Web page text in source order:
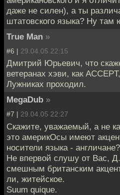
даже не силен), а ты
штатовского языка? Ну
True Man »
#6 | 29.04.05 22:15
Дмитрий Юрьевич, что
ветеранах хэви, как
Лужниках проходил.
MegaDub »
#7 | 29.04.05 22:27
Скажите, уважаемый, а не
это америкОсы имеют
носители языка - англичане?
Не впервой слушу от Вас,
смешным британским
ли, житейское.
Suum quique.